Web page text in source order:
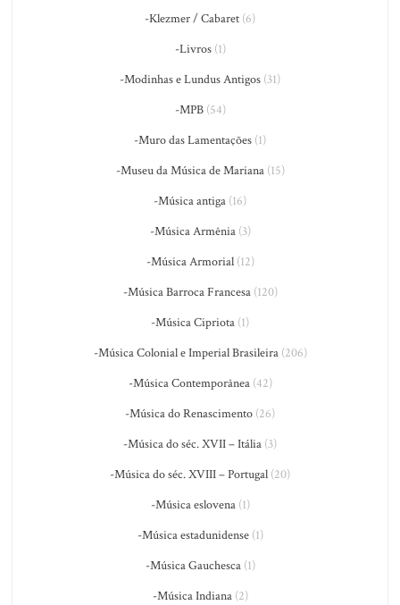
-Klezmer / Cabaret (6)
-Livros(1)
-Modinhas e Lundus Antigos (31)
-MPB(54)
-Muro das Lamentações (1)
-Museu da Música de Mariana(15)
-Música antiga (16)
-Música Armênia(3)
-Música Armorial(12)
-Música Barroca Francesa(120)
-Música Cipriota (1)
-Música Colonial e Imperial Brasileira(206)
-Música Contemporânea(42)
-Música do Renascimento (26)
-Música do séc. XVII – Itália (3)
-Música do séc. XVIII – Portugal (20)
-Música eslovena(1)
-Música estadunidense(1)
-Música Gauchesca(1)
-Música Indiana(2)